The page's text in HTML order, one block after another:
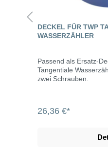
DECKEL FÜR TWP
WASSERZÄHLER
Passend als Ersatz-
Tangentiale
zwei Schrauben.
26,36 €*